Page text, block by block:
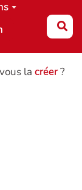
la créer?